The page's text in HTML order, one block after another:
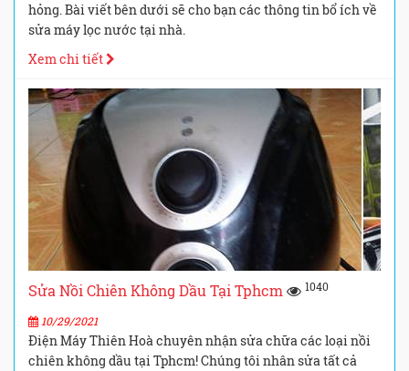
hỏng. Bài viết bên dưới sẽ cho bạn các thông tin bổ ích về
sửa máy lọc nước tại nhà.
Xem chi tiết
Sửa Nồi Chiên Không Dầu Tại Tphcm 1040
10/29/2021
Điện Máy Thiên Hoà chuyên nhận sửa chữa các loại nồi
chiên không dầu tại Tphcm! Chúng tôi nhân sửa tất cả